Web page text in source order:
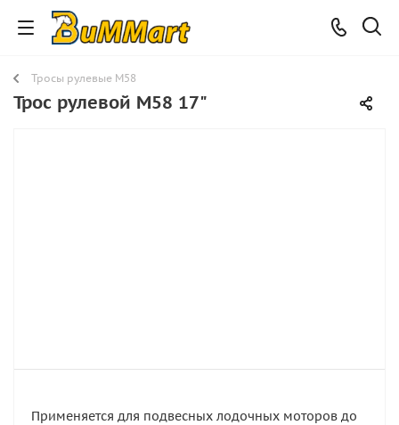
Тросы рулевые M58
Трос рулевой M58 17"
Применяется для подвесных лодочных моторов до